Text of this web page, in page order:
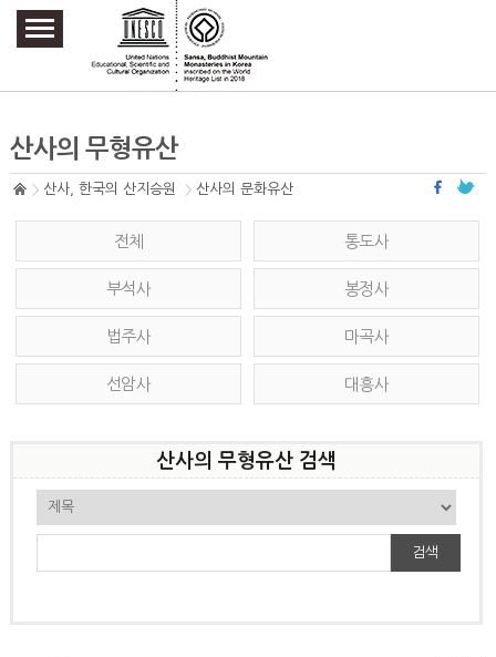
주요메뉴 바로가기
본문 바로가기
하단메뉴 바로가기
산사의 무형유산
산사, 한국의 산지승원 산사의 문화유산
전체 통도사
부석사 봉정사
법주사 마곡사
선암사 대흥사
산사의 무형유산 검색
검색